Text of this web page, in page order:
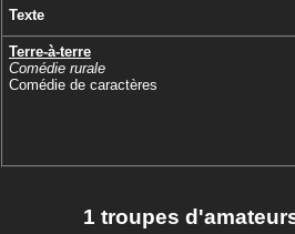
Texte
Terre-à-terre
Comédie rurale
Comédie de caractères
1 troupes